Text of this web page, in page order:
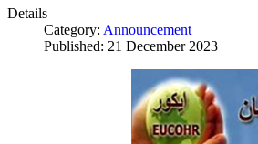
Details
Category: Announcement
Published: 21 December 2023